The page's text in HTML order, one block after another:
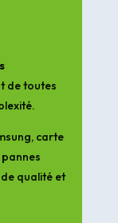
de toutes
carte
qualité et